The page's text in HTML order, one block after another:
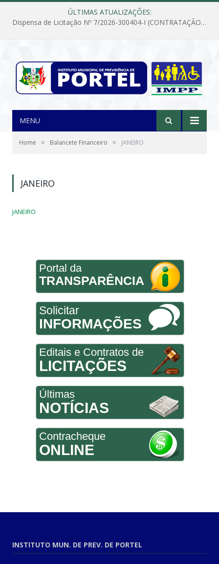
ÚLTIMAS ATUALIZAÇÕES:
Dispensa de Licitação Nº 7/2026-300404-I (CONTRATAÇÃO DE EMPRESA PARA MANUTENÇÃO E REPARAÇÃO DE APARELHOS DE AR CONDICIONADO, EM ATENDIMENTO ÀS NECESSIDADES DO INSTITUTO DE PREVIDÊNCIA MUNICIPAL DE PORTEL/PA)
MENU
Home » Balancete Financeiro » JANEIRO
JANEIRO
JANEIRO
Portal da
TRANSPARÊNCIA
Solicitar
INFORMAÇÕES
Editais e Contratos de
LICITAÇÕES
Últimas
NOTÍCIAS
Contracheque
ONLINE
INSTITUTO MUN. DE PREV. DE PORTEL